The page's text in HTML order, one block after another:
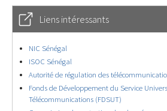
Liens intéressants
NIC Sénégal
ISOC Sénégal
Autorité de régulation des
Fonds de Développement du Service
Télécommunications (FDSUT)